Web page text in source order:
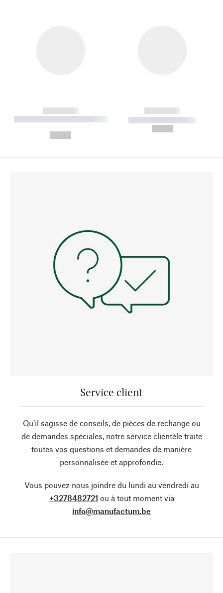
------------
----------- ----------- --------
------------
----------- -----------
Service client
Qu’il sagisse de conseils, de pièces de rechange ou
de demandes spéciales, notre service clientèle traite
toutes vos questions et demandes de manière
personnalisée et approfondie.
Vous pouvez nous joindre du lundi au vendredi au
+3278482721 ou à tout moment via
info@manufactum.be